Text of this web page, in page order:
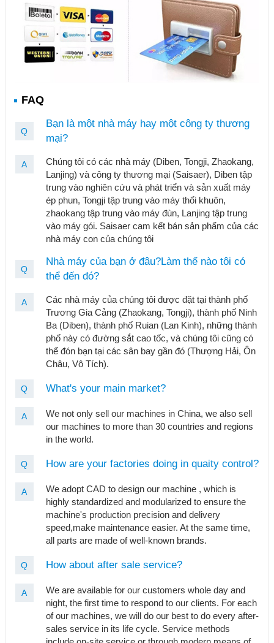
FAQ
Q
Bạn là một nhà máy hay một công ty thương
mại?
A
Chúng tôi có các nhà máy (Diben, Tongji, Zhaokang,
Lanjing) và công ty thương mại (Saisaer), Diben tập
trung vào nghiên cứu và phát triển và sản xuất máy
ép phun, Tongji tập trung vào máy thổi khuôn,
zhaokang tập trung vào máy đùn, Lanjing tập trung
vào máy gói. Saisaer cam kết bán sản phẩm của các
nhà máy con của chúng tôi
Q
Nhà máy của bạn ở đâu?Làm thế nào tôi có
thể đến đó?
A
Các nhà máy của chúng tôi được đặt tại thành phố
Trương Gia Cảng (Zhaokang, Tongji), thành phố Ninh
Ba (Diben), thành phố Ruian (Lan Kinh), những thành
phố này có đường sắt cao tốc, và chúng tôi cũng có
thể đón bạn tại các sân bay gần đó (Thượng Hải, Ôn
Châu, Vô Tích).
Q What's your main market?
A
We not only sell our machines in China, we also sell
our machines to more than 30 countries and regions
in the world.
Q How are your factories doing in quaity control?
A
We adopt CAD to design our machine , which is
highly standardized and modularized to ensure the
machine's production precision and delivery
speed,make maintenance easier. At the same time,
all parts are made of well-known brands.
Q How about after sale service?
A
We are available for our customers whole day and
night, the first time to respond to our clients. For each
of our machines, we will do our best to do every after-
sales service in its life cycle. Service methods